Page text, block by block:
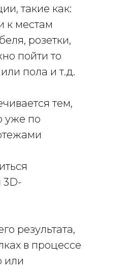
такие как:
к местам
розетки,
пойти то
пола и т.д.
тем,
уже по
3D-
результата,
в процессе
или